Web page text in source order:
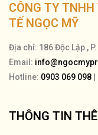
CÔNG TY
TẾ NGỌC MỸ
Địa chỉ: 186 Độc Lập , P.
Email:
Hotline: 0903 069 098
THÔNG TIN